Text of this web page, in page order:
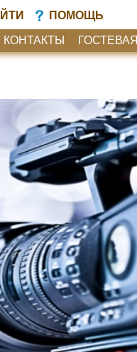
ПОМОЩЬ
КОНТАКТЫ ГОСТЕВАЯ